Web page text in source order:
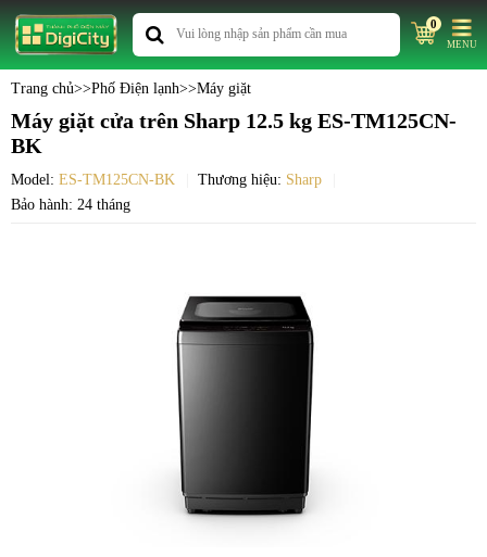
0
MENU
Trang chủ>>Phố Điện lạnh>>Máy giặt
Máy giặt cửa trên Sharp 12.5 kg ES-TM125CN-
BK
Model: ES-TM125CN-BK Thương hiệu: Sharp
Bảo hành: 24 tháng